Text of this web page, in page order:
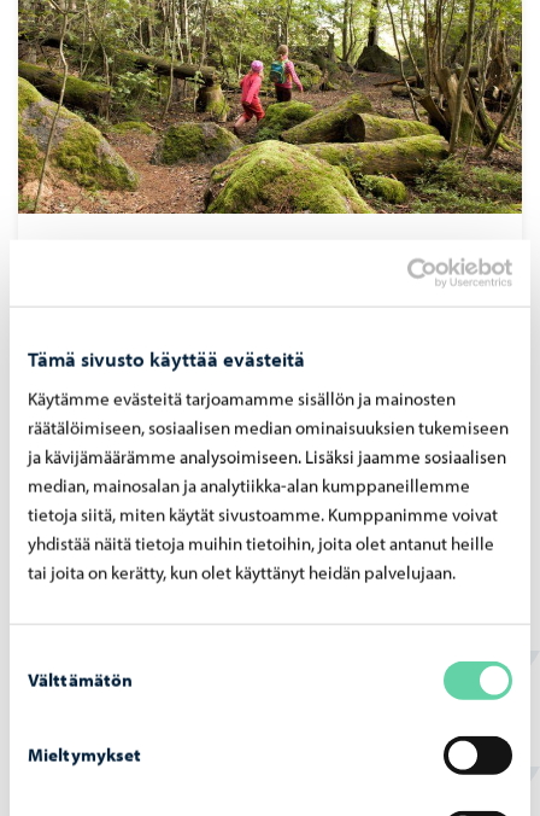
Tämä sivusto käyttää evästeitä
Käytämme evästeitä tarjoamamme sisällön ja mainosten
räätälöimiseen, sosiaalisen median ominaisuuksien tukemiseen
ja kävijämäärämme analysoimiseen. Lisäksi jaamme sosiaalisen
median, mainosalan ja analytiikka-alan kumppaneillemme
tietoja siitä, miten käytät sivustoamme. Kumppanimme voivat
yhdistää näitä tietoja muihin tietoihin, joita olet antanut heille
tai joita on kerätty, kun olet käyttänyt heidän palvelujaan.
valinta
Välttämätön
Mieltymykset